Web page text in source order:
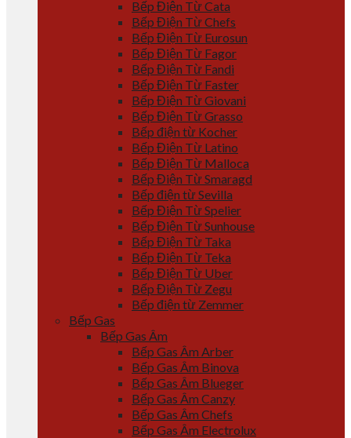
Bếp Điện Từ Cata
Bếp Điện Từ Chefs
Bếp Điện Từ Eurosun
Bếp Điện Từ Fagor
Bếp Điện Từ Fandi
Bếp Điện Từ Faster
Bếp Điện Từ Giovani
Bếp Điện Từ Grasso
Bếp điện từ Kocher
Bếp Điện Từ Latino
Bếp Điện Từ Malloca
Bếp Điện Từ Smaragd
Bếp điện từ Sevilla
Bếp Điện Từ Spelier
Bếp Điện Từ Sunhouse
Bếp Điện Từ Taka
Bếp Điện Từ Teka
Bếp Điện Từ Uber
Bếp Điện Từ Zegu
Bếp điện từ Zemmer
Bếp Gas
Bếp Gas Âm
Bếp Gas Âm Arber
Bếp Gas Âm Binova
Bếp Gas Âm Blueger
Bếp Gas Âm Canzy
Bếp Gas Âm Chefs
Bếp Gas Âm Electrolux